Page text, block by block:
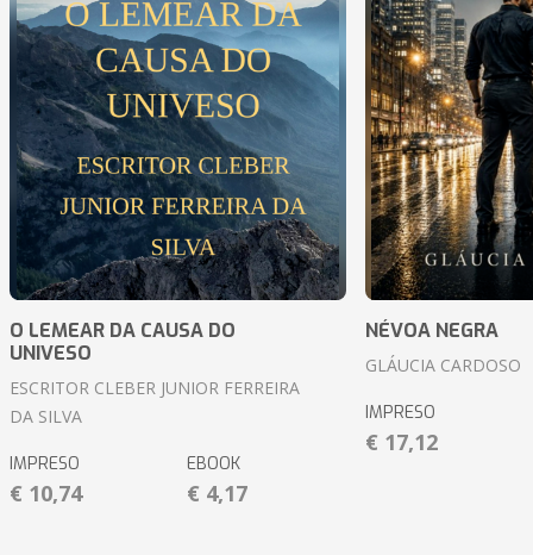
O LEMEAR DA CAUSA DO
UNIVESO
ESCRITOR CLEBER JUNIOR FERREIRA
DA SILVA
IMPRESO
€ 10,74
EBOOK
€ 4,17
NÉVOA NEGRA
GLÁUCIA CARDOSO
IMPRESO
€ 17,12